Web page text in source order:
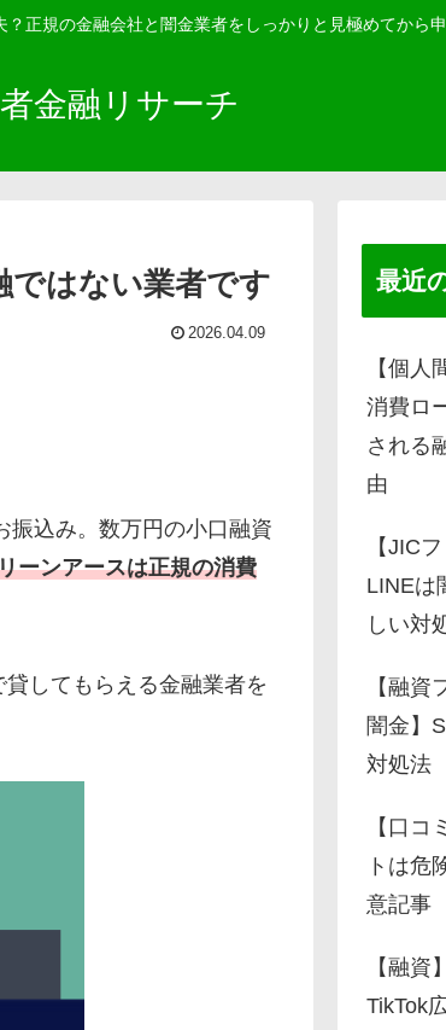
正規の金融会社と闇金業者をしっかりと見極めてから申
金融リサーチ
ではない業者です
2026.04.09
振込み。数万円の小口融資
ーンアースは正規の消費
してもらえる金融業者を
最近
【個人
消費ロ
される
由
【JIC
LINEは
しい対
【融
闇金】
対処法
【口
トは危
意記事
【融資
TikTok